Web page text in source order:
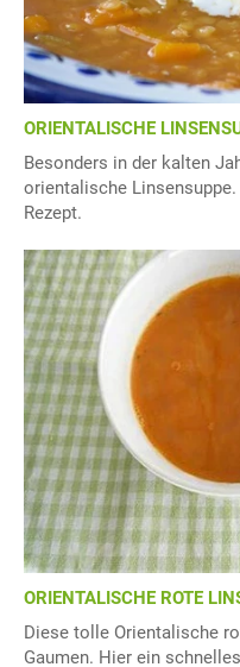
ORIENTALISCHE
Besonders in der kalten
orientalische
Rezept.
ORIENTALISCHE ROTE
Diese tolle Orientalische
Gaumen. Hier ein